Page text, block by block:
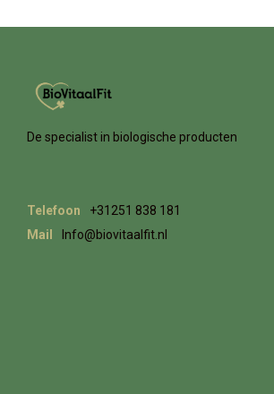
De specialist in biologische producten
Telefoon
+31251 838 181
Mail
Info@biovitaalfit.nl